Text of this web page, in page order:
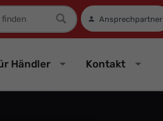
Ansprechpartner
Händler Kontakt